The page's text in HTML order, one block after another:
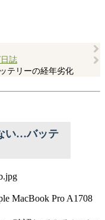
誌
テリーの経年劣化
い…バッテ
MacBook Pro A1708